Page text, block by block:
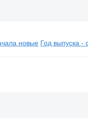
новые Год выпуска -